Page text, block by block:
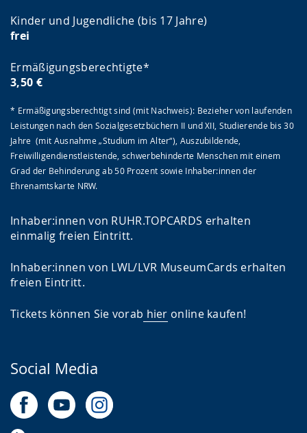
Kinder und Jugendliche (bis 17 Jahre)
frei
Ermäßigungsberechtigte*
3,50 €
* Ermäßigungsberechtigt sind (mit Nachweis): Bezieher von laufenden
Leistungen nach den Sozialgesetzbüchern II und XII, Studierende bis 30
Jahre (mit Ausnahme „Studium im Alter“), Auszubildende,
Freiwilligendienstleistende, schwerbehinderte Menschen mit einem
Grad der Behinderung ab 50 Prozent sowie Inhaber:innen der
Ehrenamtskarte NRW.
Inhaber:innen von RUHR.TOPCARDS erhalten
einmalig freien Eintritt.
Inhaber:innen von LWL/LVR MuseumCards erhalten
freien Eintritt.
Tickets können Sie vorab hier online kaufen!
Social Media